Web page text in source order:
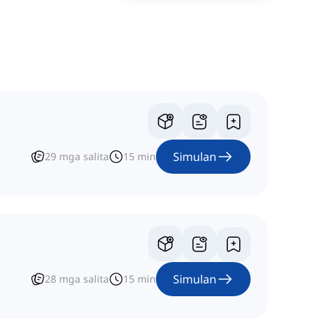
29 mga salita 15 min Simulan
28 mga salita 15 min Simulan